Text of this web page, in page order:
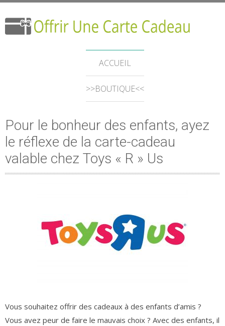
ACCUEIL
>>BOUTIQUE<<
Pour le bonheur des enfants, ayez
le réflexe de la carte-cadeau
valable chez Toys « R » Us
Vous souhaitez offrir des cadeaux à des enfants d’amis ?
Vous avez peur de faire le mauvais choix ? Avec des enfants, il